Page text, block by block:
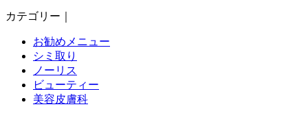
カテゴリー｜
お勧めメニュー
シミ取り
ノーリス
ビューティー
美容皮膚科